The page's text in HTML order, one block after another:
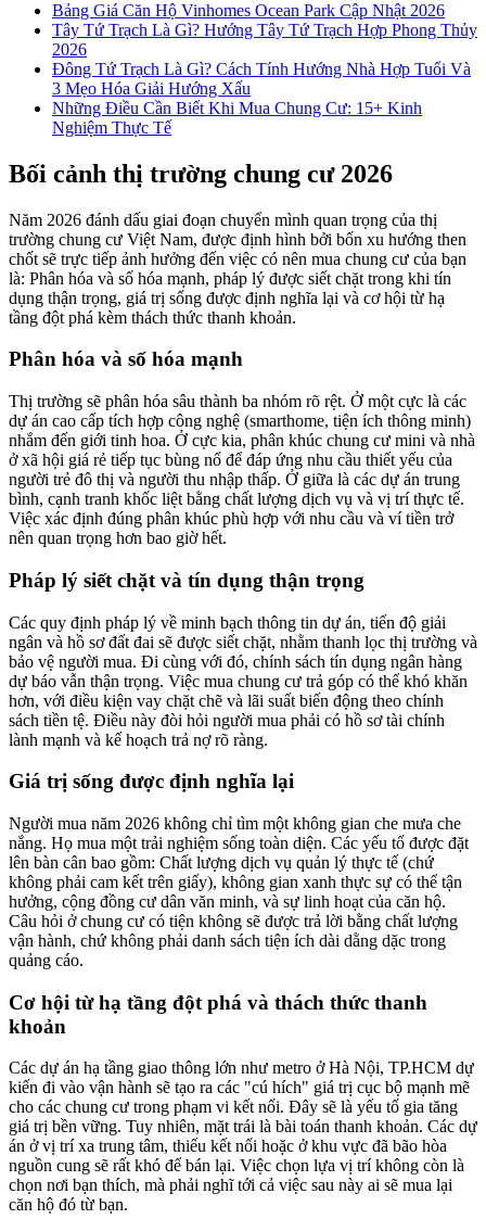
Bảng Giá Căn Hộ Vinhomes Ocean Park Cập Nhật 2026
Tây Tứ Trạch Là Gì? Hướng Tây Tứ Trạch Hợp Phong Thủy
2026
Đông Tứ Trạch Là Gì? Cách Tính Hướng Nhà Hợp Tuổi Và
3 Mẹo Hóa Giải Hướng Xấu
Những Điều Cần Biết Khi Mua Chung Cư: 15+ Kinh
Nghiệm Thực Tế
Bối cảnh thị trường chung cư 2026
Năm 2026 đánh dấu giai đoạn chuyển mình quan trọng của thị
trường chung cư Việt Nam, được định hình bởi bốn xu hướng then
chốt sẽ trực tiếp ảnh hưởng đến việc có nên mua chung cư của bạn
là: Phân hóa và số hóa mạnh, pháp lý được siết chặt trong khi tín
dụng thận trọng, giá trị sống được định nghĩa lại và cơ hội từ hạ
tầng đột phá kèm thách thức thanh khoản.
Phân hóa và số hóa mạnh
Thị trường sẽ phân hóa sâu thành ba nhóm rõ rệt. Ở một cực là các
dự án cao cấp tích hợp công nghệ (smarthome, tiện ích thông minh)
nhắm đến giới tinh hoa. Ở cực kia, phân khúc chung cư mini và nhà
ở xã hội giá rẻ tiếp tục bùng nổ để đáp ứng nhu cầu thiết yếu của
người trẻ đô thị và người thu nhập thấp. Ở giữa là các dự án trung
bình, cạnh tranh khốc liệt bằng chất lượng dịch vụ và vị trí thực tế.
Việc xác định đúng phân khúc phù hợp với nhu cầu và ví tiền trở
nên quan trọng hơn bao giờ hết.
Pháp lý siết chặt và tín dụng thận trọng
Các quy định pháp lý về minh bạch thông tin dự án, tiến độ giải
ngân và hồ sơ đất đai sẽ được siết chặt, nhằm thanh lọc thị trường và
bảo vệ người mua. Đi cùng với đó, chính sách tín dụng ngân hàng
dự báo vẫn thận trọng. Việc mua chung cư trả góp có thể khó khăn
hơn, với điều kiện vay chặt chẽ và lãi suất biến động theo chính
sách tiền tệ. Điều này đòi hỏi người mua phải có hồ sơ tài chính
lành mạnh và kế hoạch trả nợ rõ ràng.
Giá trị sống được định nghĩa lại
Người mua năm 2026 không chỉ tìm một không gian che mưa che
nắng. Họ mua một trải nghiệm sống toàn diện. Các yếu tố được đặt
lên bàn cân bao gồm: Chất lượng dịch vụ quản lý thực tế (chứ
không phải cam kết trên giấy), không gian xanh thực sự có thể tận
hưởng, cộng đồng cư dân văn minh, và sự linh hoạt của căn hộ.
Câu hỏi ở chung cư có tiện không sẽ được trả lời bằng chất lượng
vận hành, chứ không phải danh sách tiện ích dài dằng dặc trong
quảng cáo.
Cơ hội từ hạ tầng đột phá và thách thức thanh
khoản
Các dự án hạ tầng giao thông lớn như metro ở Hà Nội, TP.HCM dự
kiến đi vào vận hành sẽ tạo ra các "cú hích" giá trị cục bộ mạnh mẽ
cho các chung cư trong phạm vi kết nối. Đây sẽ là yếu tố gia tăng
giá trị bền vững. Tuy nhiên, mặt trái là bài toán thanh khoản. Các dự
án ở vị trí xa trung tâm, thiếu kết nối hoặc ở khu vực đã bão hòa
nguồn cung sẽ rất khó để bán lại. Việc chọn lựa vị trí không còn là
chọn nơi bạn thích, mà phải nghĩ tới cả việc sau này ai sẽ mua lại
căn hộ đó từ bạn.